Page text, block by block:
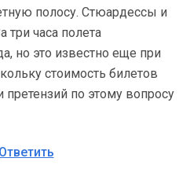
полосу. Стюардессы и
три часа полета
но это известно еще при
стоимость билетов
по этому вопросу
Ответить